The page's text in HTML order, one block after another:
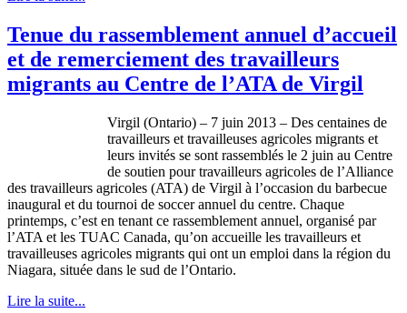
Tenue du rassemblement annuel d’accueil
et de remerciement des travailleurs
migrants au Centre de l’ATA de Virgil
Virgil (Ontario) – 7 juin 2013 – Des centaines de
travailleurs et travailleuses agricoles migrants et
leurs invités se sont rassemblés le 2 juin au Centre
de soutien pour travailleurs agricoles de l’Alliance
des travailleurs agricoles (ATA) de Virgil à l’occasion du barbecue
inaugural et du tournoi de soccer annuel du centre. Chaque
printemps, c’est en tenant ce rassemblement annuel, organisé par
l’ATA et les TUAC Canada, qu’on accueille les travailleurs et
travailleuses agricoles migrants qui ont un emploi dans la région du
Niagara, située dans le sud de l’Ontario.
Lire la suite...